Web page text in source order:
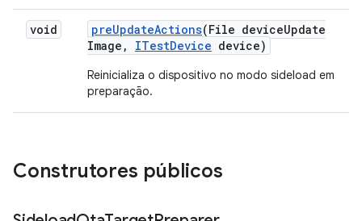
void preUpdateActions(File deviceUpdate
Image , ITestDevice device)
Reinicializa o dispositivo no modo sideload em
preparação.
Construtores públicos